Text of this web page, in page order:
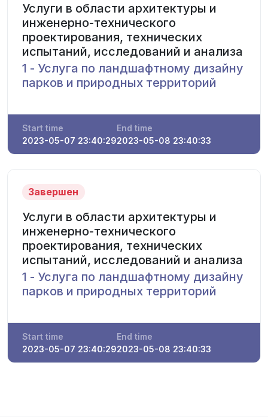
Услуги в области архитектуры и
инженерно-технического
проектирования, технических
испытаний, исследований и анализа
1 - Услуга по ландшафтному дизайну
парков и природных территорий
Start time
2023-05-07 23:40:29
End time
2023-05-08 23:40:33
Завершен
Услуги в области архитектуры и
инженерно-технического
проектирования, технических
испытаний, исследований и анализа
1 - Услуга по ландшафтному дизайну
парков и природных территорий
Start time
2023-05-07 23:40:29
End time
2023-05-08 23:40:33